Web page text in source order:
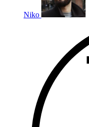
Niko